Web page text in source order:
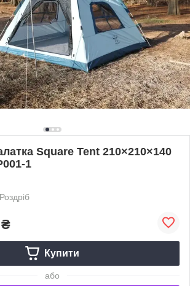
Square Tent 210×210×140
1
Роздріб
₴
Купити
або